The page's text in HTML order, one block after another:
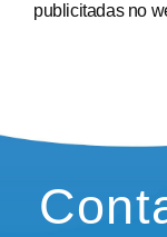
publicitadas no